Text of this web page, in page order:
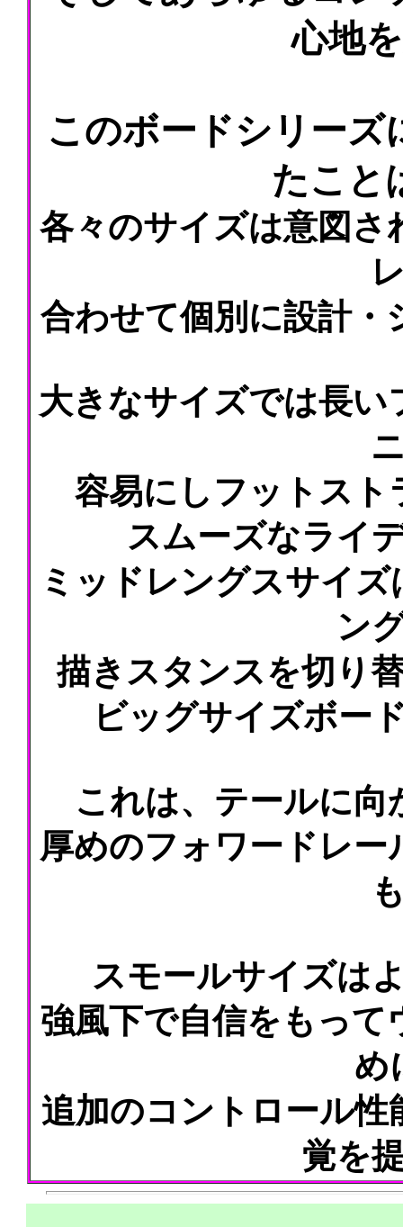
心地
このボードシリーズ
たこと
各々のサイズは意図
合わせて個別に設計
大きなサイズでは長
容易にしフットス
スムーズなライ
ミッドレングスサイ
ン
描きスタンスを切り
ビッグサイズボー
これは、テールに
厚めのフォワードレ
スモールサイズは
強風下で自信をもっ
め
追加のコントロール
覚を